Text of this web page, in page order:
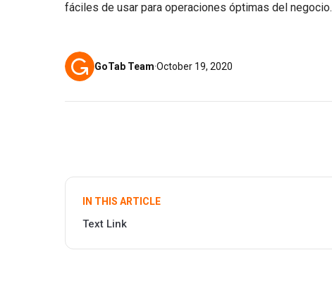
fáciles de usar para operaciones óptimas del negocio.
GoTab Team·October 19, 2020
IN THIS ARTICLE
Text Link